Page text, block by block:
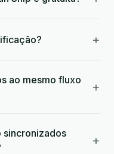
+
ao mesmo fluxo
+
sincronizados
+